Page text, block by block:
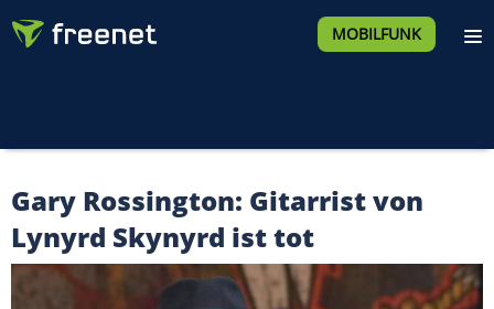
MOBILFUNK
Gary Rossington: Gitarrist von
Lynyrd Skynyrd ist tot